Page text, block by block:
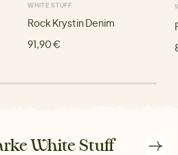
WHITE STUFF
Rock Krystin Denim
91,90 €
White Stuff